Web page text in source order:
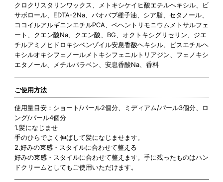
クロクリスタリンワックス、メトキシケイヒ酸エチルヘキシル、ビ
サボロール、EDTA-2Na、バオバブ種子油、シア脂、セタノール、
ココイルアルギニンエチルPCA、ベヘントリモニウムメトサルフェ
ート、クエン酸Na、クエン酸、BG、オクトキシグリセリン、ジエ
チルアミノヒドロキシベンゾイル安息香酸ヘキシル、ビスエチルヘ
キシルオキシフェノールメトキシフェニルトリアジン、フェノキシ
エタノール、メチルパラベン、安息香酸Na、香料
ご使用方法
使用量目安：ショート/パール2個分、ミディアム/パール3個分、ロ
ング/パール4個分
1.髪になじませ
手のひらでよく伸ばして髪になじませます。
2.好みの束感・スタイルに合わせて整える
好みの束感・スタイルに合わせて整えます。手に残ったものはハン
ドクリームとしてもご使用いただけます。